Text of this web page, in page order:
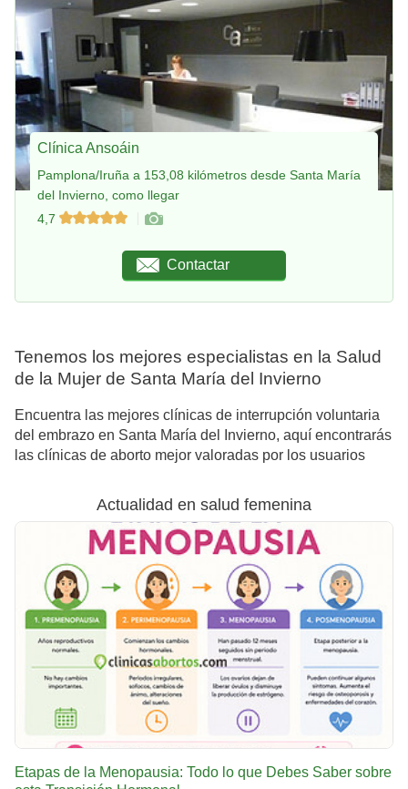
Clínica Ansoáin
Pamplona/Iruña a 153,08 kilómetros desde Santa María
del Invierno, como llegar
4,7
Contactar
Tenemos los mejores especialistas en la Salud
de la Mujer de Santa María del Invierno
Encuentra las mejores clínicas de interrupción voluntaria
del embrazo en Santa María del Invierno, aquí encontrarás
las clínicas de aborto mejor valoradas por los usuarios
Actualidad en salud femenina
Etapas de la Menopausia: Todo lo que Debes Saber sobre